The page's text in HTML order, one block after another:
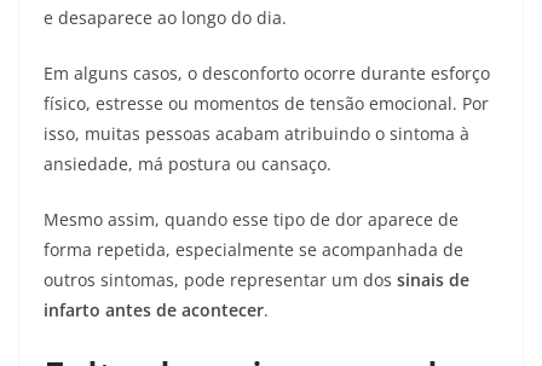
e desaparece ao longo do dia.
Em alguns casos, o desconforto ocorre durante esforço
físico, estresse ou momentos de tensão emocional. Por
isso, muitas pessoas acabam atribuindo o sintoma à
ansiedade, má postura ou cansaço.
Mesmo assim, quando esse tipo de dor aparece de
forma repetida, especialmente se acompanhada de
outros sintomas, pode representar um dos sinais de
infarto antes de acontecer.